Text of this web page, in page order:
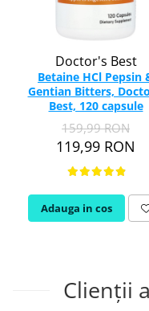
Doctor's Best
Betaine HCl Pepsin
Gentian Bitters,
Best, 120 capsule
159,99 RON
119,99 RON
Adauga in cos
Clienții